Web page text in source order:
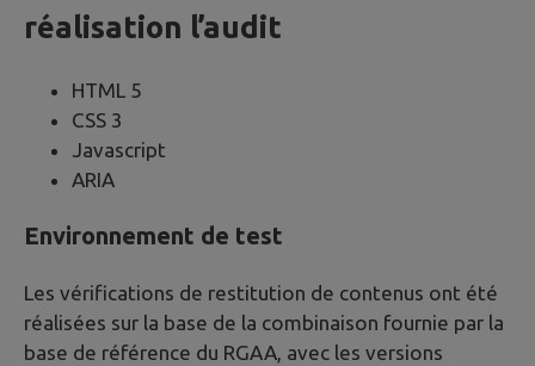
réalisation l’audit
HTML 5
CSS 3
Javascript
ARIA
Environnement de test
Les vérifications de restitution de contenus ont été
réalisées sur la base de la combinaison fournie par la
base de référence du RGAA, avec les versions